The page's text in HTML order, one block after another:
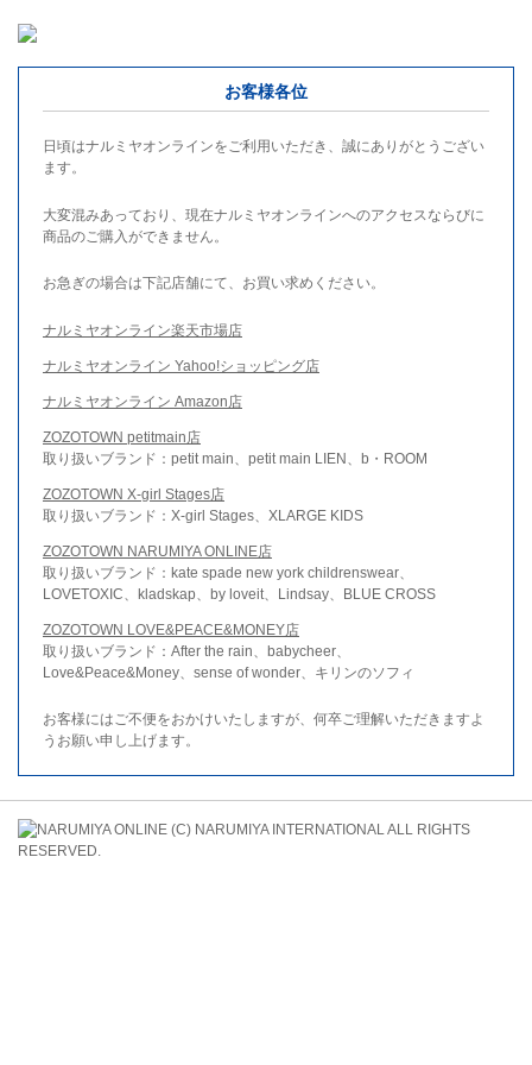
お客様各位
日頃はナルミヤオンラインをご利用いただき、誠にありがとうござい
ます。
大変混みあっており、現在ナルミヤオンラインへのアクセスならびに
商品のご購入ができません。
お急ぎの場合は下記店舗にて、お買い求めください。
ナルミヤオンライン楽天市場店
ナルミヤオンライン Yahoo!ショッピング店
ナルミヤオンライン Amazon店
ZOZOTOWN petitmain店
取り扱いブランド：petit main、petit main LIEN、b・ROOM
ZOZOTOWN X-girl Stages店
取り扱いブランド：X-girl Stages、XLARGE KIDS
ZOZOTOWN NARUMIYA ONLINE店
取り扱いブランド：kate spade new york childrenswear、
LOVETOXIC、kladskap、by loveit、Lindsay、BLUE CROSS
ZOZOTOWN LOVE&PEACE&MONEY店
取り扱いブランド：After the rain、babycheer、
Love&Peace&Money、sense of wonder、キリンのソフィ
お客様にはご不便をおかけいたしますが、何卒ご理解いただきますよ
うお願い申し上げます。